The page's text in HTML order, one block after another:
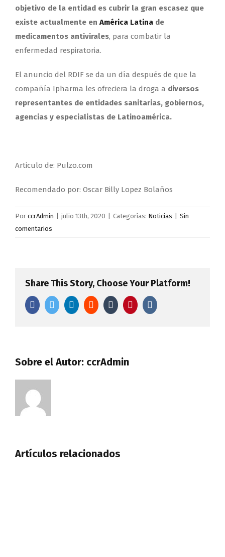
objetivo de la entidad es cubrir la gran escasez que
existe actualmente en América Latina de
medicamentos antivirales, para combatir la
enfermedad respiratoria.
El anuncio del RDIF se da un día después de que la
compañía Ipharma les ofreciera la droga a diversos
representantes de entidades sanitarias, gobiernos,
agencias y especialistas de Latinoamérica.
Articulo de: Pulzo.com
Recomendado por: Oscar Billy Lopez Bolaños
Por ccrAdmin julio 13th, 2020 Categorías: Noticias
Sin
comentarios
Share This Story, Choose Your Platform!
Facebook
TwitterLinkedInRedditTumblrPinterest
Vk
Sobre el Autor: ccrAdmin
Artículos relacionados